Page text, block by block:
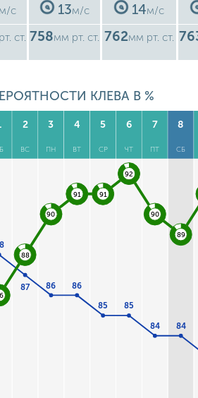
с
ст.
13м/с
758мм рт. ст.
14м/с
762мм рт. ст.
КЛЕВА В %
2
ВС
3
ПН
4
ВТ
5
СР
6
ЧТ
7
ПТ
8
СБ
87 86 86
85 85
84 84
88
90
91 91
92
90
89